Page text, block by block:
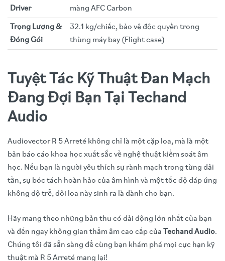
Driver
màng AFC Carbon
Trọng Lượng &
Đóng Gói
32.1 kg/chiếc, bảo vệ độc quyền trong
thùng máy bay (Flight case)
Tuyệt Tác Kỹ Thuật Đan Mạch
Đang Đợi Bạn Tại Techand
Audio
Audiovector R 5 Arreté không chỉ là một cặp loa, mà là một
bản báo cáo khoa học xuất sắc về nghệ thuật kiểm soát âm
học. Nếu bạn là người yêu thích sự rành mạch trong từng dải
tần, sự bóc tách hoàn hảo của âm hình và một tốc độ đáp ứng
không độ trễ, đôi loa này sinh ra là dành cho bạn.
Hãy mang theo những bản thu có dải động lớn nhất của bạn
và đến ngay không gian thẩm âm cao cấp của
Techand Audio.
Chúng tôi đã sẵn sàng để cùng bạn khám phá mọi cực hạn kỹ
thuật mà R 5 Arreté mang lại!